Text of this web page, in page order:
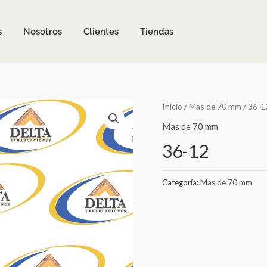
Nosotros Clientes Tiendas
Inicio /Mas de 70 mm / 36-
Mas de 70 mm
36-12
Categoría:Mas de 70 mm